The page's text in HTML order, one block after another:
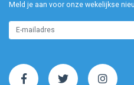
Meld je aan voor onze wekelijkse